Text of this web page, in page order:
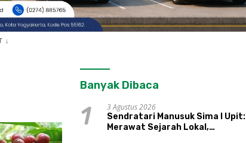
↓
Banyak Dibaca
1
3 Agustus 2026
Sendratari Manusuk Sima I Upit:
Merawat Sejarah Lokal,